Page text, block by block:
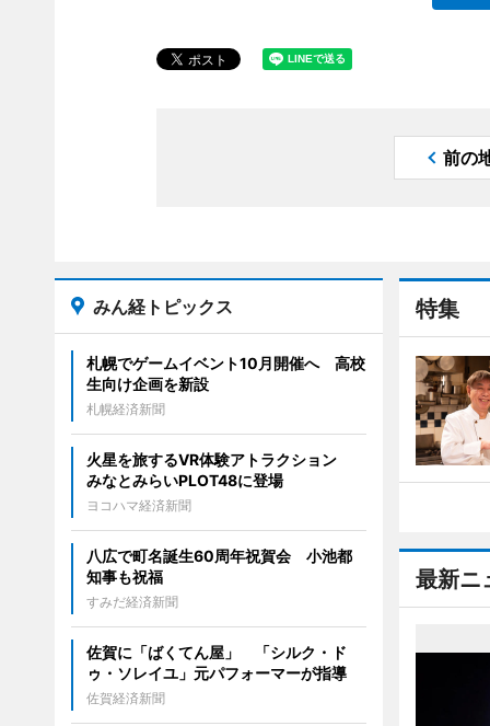
前の
特集
最新ニ
みん経トピックス
札幌でゲームイベント10月開催へ 高校
生向け企画を新設
札幌経済新聞
火星を旅するVR体験アトラクション
みなとみらいPLOT48に登場
ヨコハマ経済新聞
八広で町名誕生60周年祝賀会 小池都
知事も祝福
すみだ経済新聞
佐賀に「ばくてん屋」 「シルク・ド
ゥ・ソレイユ」元パフォーマーが指導
佐賀経済新聞